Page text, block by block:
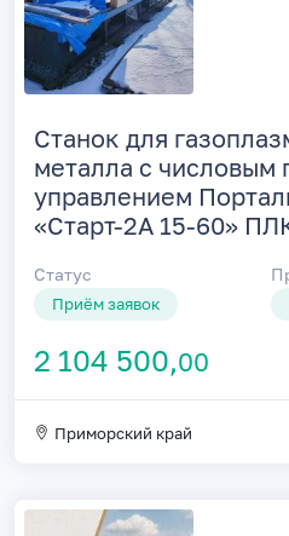
Станок для
металла с числовым
управлением
«Старт-2А 15-60»
Статус
Приём заявок
2 104 500,00
Приморский край